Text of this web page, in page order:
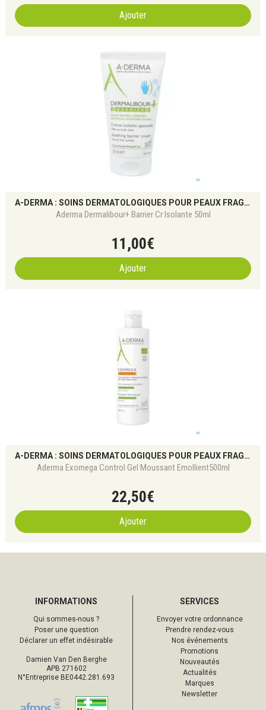
Ajouter
A-DERMA : SOINS DERMATOLOGIQUES POUR PEAUX FRAGILES
Aderma Dermalibour+ Barrier Cr Isolante 50ml
11 ,00€
Ajouter
A-DERMA : SOINS DERMATOLOGIQUES POUR PEAUX FRAGILES
Aderma Exomega Control Gel Moussant Emollient500ml
22,50€
Ajouter
INFORMATIONS
Qui sommes-nous ?
Poser une question
Déclarer un effet indésirable
Damien Van Den Berghe
APB 271602
N°Entreprise BE0442.281.693
SERVICES
Envoyer votre ordonnance
Prendre rendez-vous
Nos événements
Promotions
Nouveautés
Actualités
Marques
Newsletter